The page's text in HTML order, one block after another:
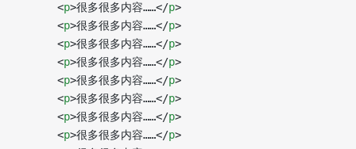
      <
p>很多很多内容……</p>
      <
p>很多很多内容……</p>
      <
p>很多很多内容……</p>
      <
p>很多很多内容……</p>
      <
p>很多很多内容……</p>
      <
p>很多很多内容……</p>
      <
p>很多很多内容……</p>
      <
p>很多很多内容……</p>